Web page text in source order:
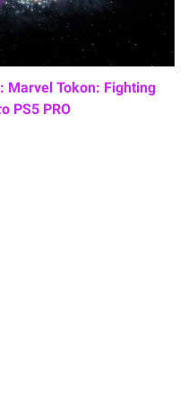
Marvel Tokon: Fighting
PS5 PRO